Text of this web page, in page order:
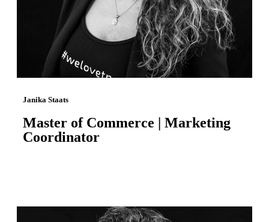
Janika Staats
Master of Commerce | Marketing
Coordinator